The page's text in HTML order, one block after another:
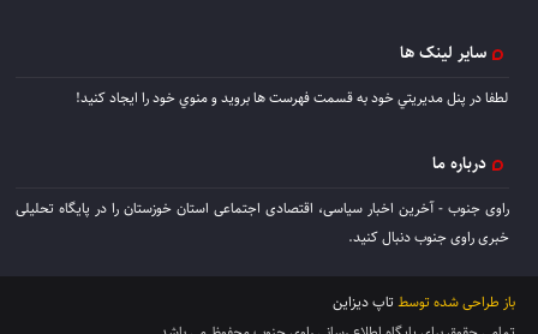
سایر لینک ها
لطفا در پنل مديريتي خود به قسمت فهرست ها برويد و منوي خود را ايجاد كنيد!
درباره ما
راوی جنوب - آخرین اخبار سیاسی، اقتصادی اجتماعی استان خوزستان را در پایگاه تحلیلی
خبری راوی جنوب دنبال کنید.
باز طراحی شده توسط تاپ دیزاین